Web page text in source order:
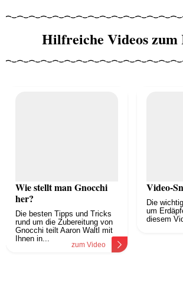
Hilfreiche Videos zum
Wie stellt man Gnocchi
her?
Die besten Tipps und Tricks
rund um die Zubereitung von
Gnocchi teilt Aaron Waltl mit
Ihnen in...
zum Video
Video-
Die
um
diesem